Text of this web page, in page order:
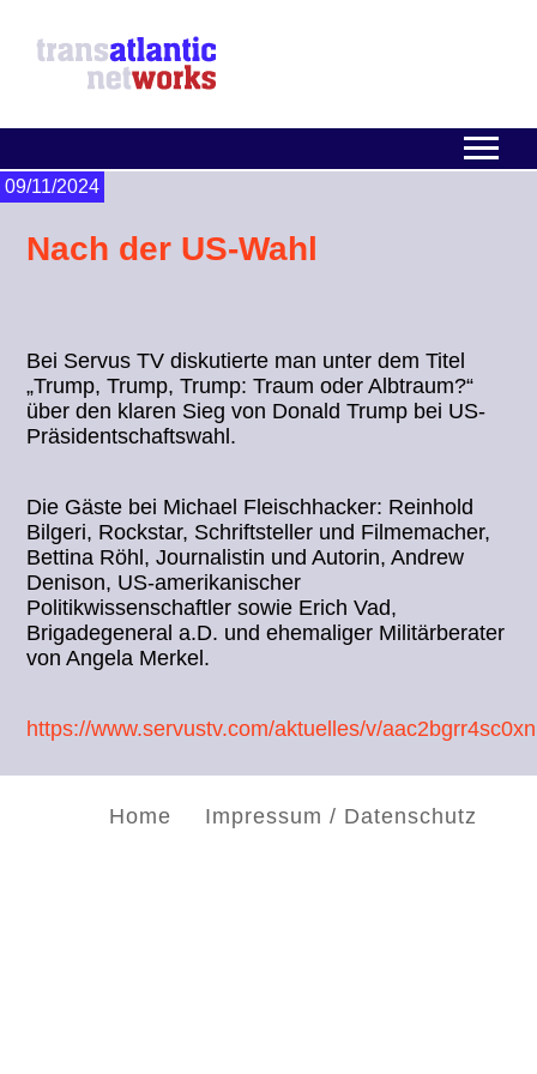
09/11/2024
Nach der US-Wahl
Bei Servus TV diskutierte man unter dem Titel
„Trump, Trump, Trump: Traum oder Albtraum?“
über den klaren Sieg von Donald Trump bei US-
Präsidentschaftswahl.
Die Gäste bei Michael Fleischhacker: Reinhold
Bilgeri, Rockstar, Schriftsteller und Filmemacher,
Bettina Röhl, Journalistin und Autorin, Andrew
Denison, US-amerikanischer
Politikwissenschaftler sowie Erich Vad,
Brigadegeneral a.D. und ehemaliger Militärberater
von Angela Merkel.
https://www.servustv.com/aktuelles/v/
Home Impressum / Datenschutz